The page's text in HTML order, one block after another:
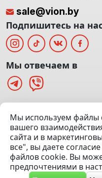
(Офис: 5 этаж | Осмотр
Посмотреть на карте
© 2020 — 2026 VION.BY —
192961100 |Эвакуатор
Мы используем файлы
вашего
сайта и в
все", вы даете
файлов cookie. Вы
предпочтениями в
sale@vion.by
Подпишитесь на
Мы отвечаем в